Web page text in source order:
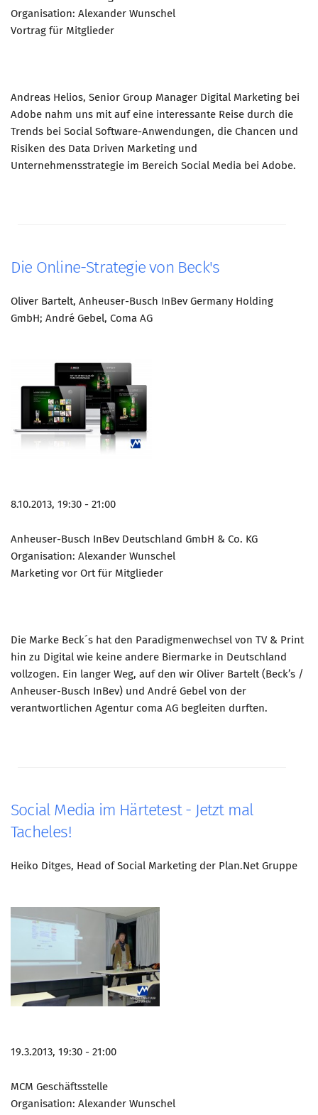
Organisation: Alexander Wunschel
Vortrag für Mitglieder
Andreas Helios, Senior Group Manager Digital Marketing bei
Adobe nahm uns mit auf eine interessante Reise durch die
Trends bei Social Software-Anwendungen, die Chancen und
Risiken des Data Driven Marketing und
Unternehmensstrategie im Bereich Social Media bei Adobe.
Die Online-Strategie von Beck's
Oliver Bartelt, Anheuser-Busch InBev Germany Holding
GmbH; André Gebel, Coma AG
8.10.2013, 19:30 - 21:00
Anheuser-Busch InBev Deutschland GmbH & Co. KG
Organisation: Alexander Wunschel
Marketing vor Ort für Mitglieder
Die Marke Beck´s hat den Paradigmenwechsel von TV & Print
hin zu Digital wie keine andere Biermarke in Deutschland
vollzogen. Ein langer Weg, auf den wir Oliver Bartelt (Beck’s /
Anheuser-Busch InBev) und André Gebel von der
verantwortlichen Agentur coma AG begleiten durften.
Social Media im Härtetest - Jetzt mal
Tacheles!
Heiko Ditges, Head of Social Marketing der Plan.Net Gruppe
19.3.2013, 19:30 - 21:00
MCM Geschäftsstelle
Organisation: Alexander Wunschel